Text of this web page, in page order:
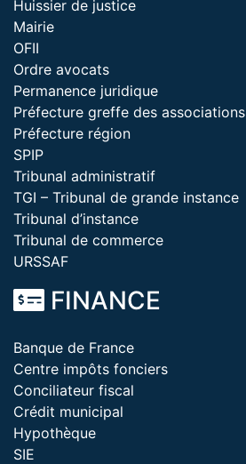
Huissier de justice
Mairie
OFII
Ordre avocats
Permanence juridique
Préfecture greffe des associations
Préfecture région
SPIP
Tribunal administratif
TGI – Tribunal de grande instance
Tribunal d’instance
Tribunal de commerce
URSSAF
FINANCE
Banque de France
Centre impôts fonciers
Conciliateur fiscal
Crédit municipal
Hypothèque
SIE